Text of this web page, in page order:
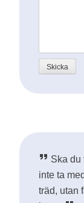
Ska du
inte ta
träd, utan